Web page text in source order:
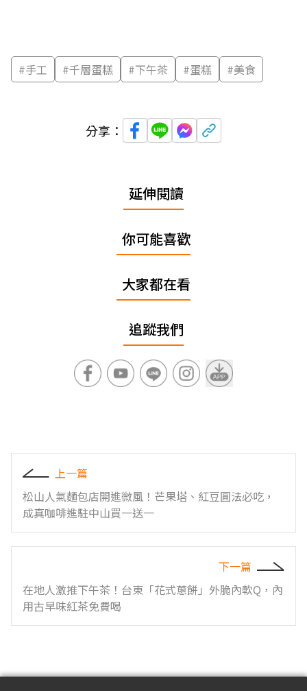
#手工 #千層蛋糕 #下午茶 #蛋糕 #美食
分享：
延伸閱讀
你可能喜歡
大家都在看
追蹤我們
上一篇
松山人氣麵包店開進微風！芒果塔、紅豆圓法必吃，
成真咖啡進駐中山買一送一
下一篇
在地人激推下午茶！台東「花式蔥餅」外脆內軟Q，內
用古早味紅茶免費喝